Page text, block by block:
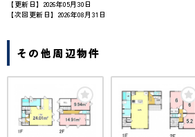
【更新日】2026年05月30日
【次回更新日】2026年08月31日
その他周辺物件